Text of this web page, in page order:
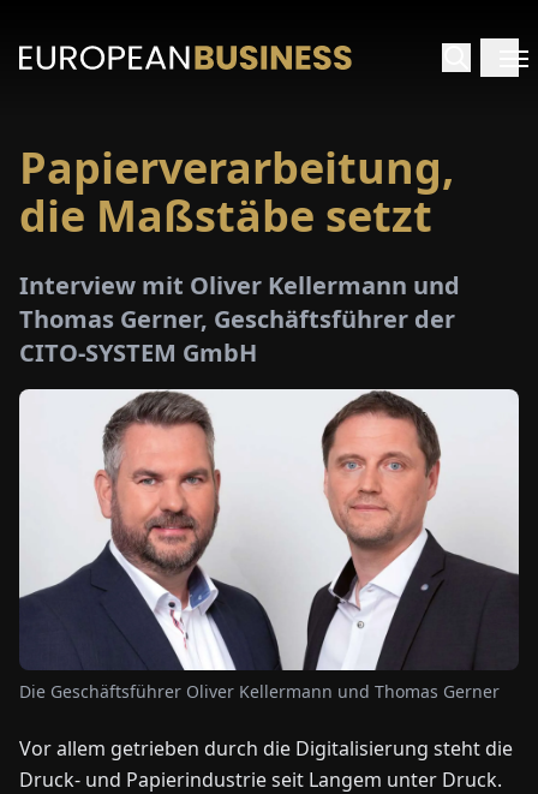
NEWS
ÜBER
UNS
ENDE FRESITNLPLHU
Papierverarbeitung,
die Maßstäbe setzt
Interview mit Oliver Kellermann und
Thomas Gerner, Geschäftsführer der
CITO-SYSTEM GmbH
Die Geschäftsführer Oliver Kellermann und Thomas Gerner
Vor allem getrieben durch die Digitalisierung steht die
Druck- und Papierindustrie seit Langem unter Druck.